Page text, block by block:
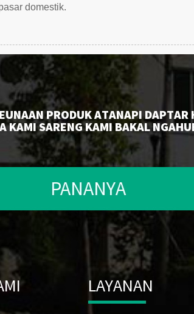
domestik.
PRODUK ATANAPI
KAMI SARENG KAMI BAKAL
PANANYA
LAYANAN